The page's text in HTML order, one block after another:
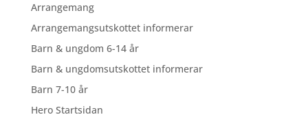
Arrangemang
Arrangemangsutskottet informerar
Barn & ungdom 6-14 år
Barn & ungdomsutskottet informerar
Barn 7-10 år
Hero Startsidan